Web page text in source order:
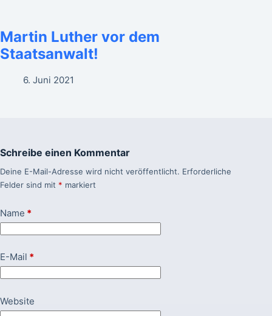
Martin Luther vor dem
Staatsanwalt!
6. Juni 2021
Schreibe einen Kommentar
Deine E-Mail-Adresse wird nicht veröffentlicht. Erforderliche
Felder sind mit * markiert
Name *
E-Mail *
Website